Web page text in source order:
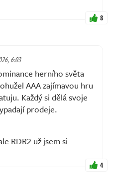
8
6:03
herního světa
AAA zajímavou hru
Každý si dělá svoje
prodeje.
RDR2 už jsem si
4